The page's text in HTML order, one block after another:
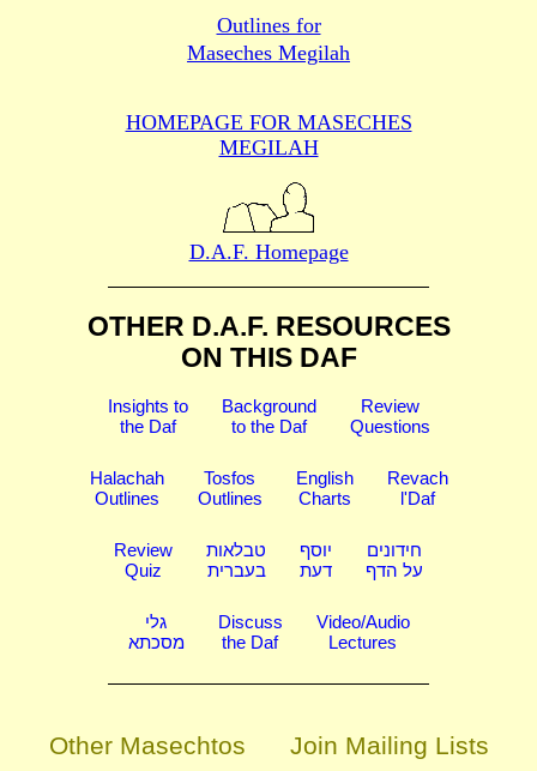
Outlines for
Maseches Megilah
HOMEPAGE FOR MASECHES
MEGILAH
D.A.F. Homepage
OTHER D.A.F. RESOURCES
ON THIS DAF
Insights to
the Daf
Background
to the Daf
Review
Questions
Halachah
Outlines
Tosfos
Outlines
English
Charts
Revach
l'Daf
Review
Quiz
טבלאות
בעברית
יוסף
דעת
חידונים
על הדף
גלי
מסכתא
Discuss
the Daf
Video/Audio
Lectures
Other Masechtos Join Mailing Lists